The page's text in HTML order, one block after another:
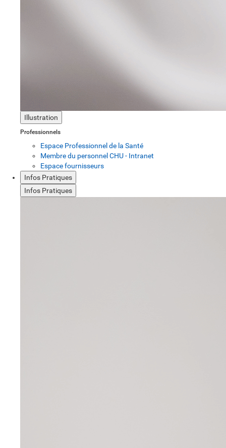
Illustration
Professionnels
Espace Professionnel de la Santé
Membre du personnel CHU - Intranet
Espace fournisseurs
Infos Pratiques
Infos Pratiques